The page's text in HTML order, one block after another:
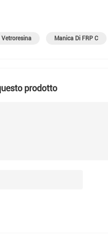
Vetroresina Manica Di FRP C
prodotto